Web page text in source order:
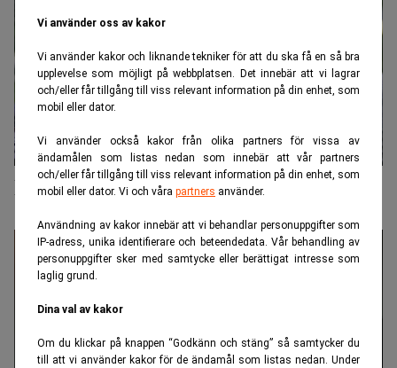
Vi använder oss av kakor
Vi använder kakor och liknande tekniker för att du ska få en så bra
upplevelse som möjligt på webbplatsen. Det innebär att vi lagrar
och/eller får tillgång till viss relevant information på din enhet, som
mobil eller dator.
Vi använder också kakor från olika partners för vissa av
ändamålen som listas nedan som innebär att vår partners
och/eller får tillgång till viss relevant information på din enhet, som
mobil eller dator. Vi och våra partners använder.
Användning av kakor innebär att vi behandlar personuppgifter som
IP-adress, unika identifierare och beteendedata. Vår behandling av
personuppgifter sker med samtycke eller berättigat intresse som
laglig grund.
Dina val av kakor
Om du klickar på knappen “Godkänn och stäng” så samtycker du
till att vi använder kakor för de ändamål som listas nedan. Under
Här är Hans Stertes nya uppdrag